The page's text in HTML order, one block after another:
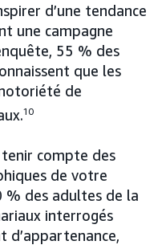
d’une tendance
une campagne
55 % des
que les
de
10
tenir compte des
de votre
% des adultes de la
interrogés
d’appartenance,